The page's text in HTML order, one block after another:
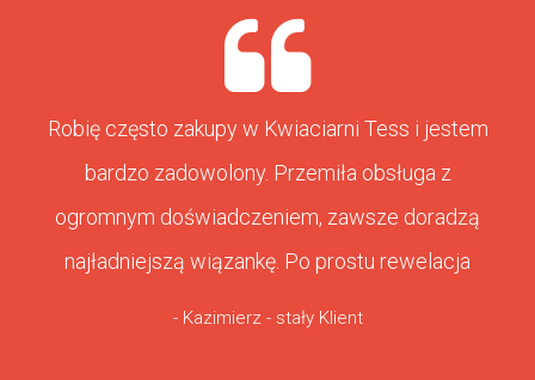
Robię często zakupy w Kwiaciarni Tess i jestem
bardzo zadowolony. Przemiła obsługa z
ogromnym doświadczeniem, zawsze doradzą
najładniejszą wiązankę. Po prostu rewelacja
- Kazimierz - stały Klient